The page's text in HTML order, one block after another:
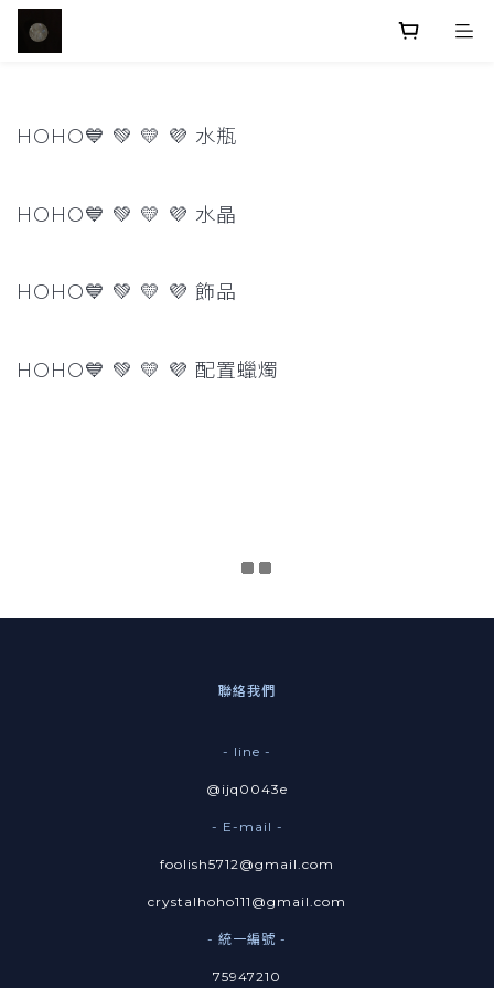
HOHO💙 💚 💛 💜 水瓶
HOHO💙 💚 💛 💜 水晶
HOHO💙 💚 💛 💜 飾品
HOHO💙 💚 💛 💜 配置蠟燭
聯絡我們
- line -
@ijq0043e
- E-mail -
foolish5712@gmail.com
crystalhoho111@gmail.com
- 統一編號 -
75947210